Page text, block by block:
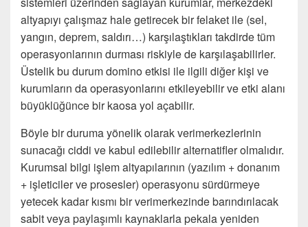
altyapıyı çalışmaz hale getirecek bir felaket ile (sel,
yangın, deprem, saldırı…) karşılaştıkları takdirde tüm
operasyonlarının durması riskiyle de karşılaşabilirler.
Üstelik bu durum domino etkisi ile ilgili diğer kişi ve
kurumların da operasyonlarını etkileyebilir ve etki alanı
büyüklüğünce bir kaosa yol açabilir.
Böyle bir duruma yönelik olarak verimerkezlerinin
sunacağı ciddi ve kabul edilebilir alternatifler olmalıdır.
Kurumsal bilgi işlem altyapılarının (yazılım + donanım
+ işleticiler ve prosesler) operasyonu sürdürmeye
yetecek kadar kısmı bir verimerkezinde barındırılacak
sabit veya paylaşımlı kaynaklarla pekala yeniden